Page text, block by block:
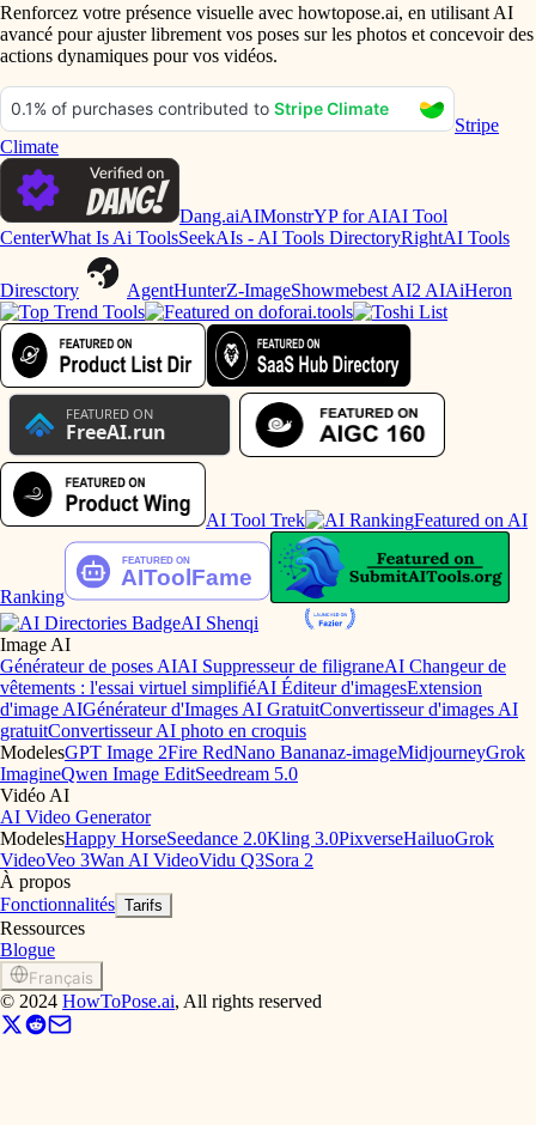
Renforcez votre présence visuelle avec howtopose.ai, en utilisant AI
avancé pour ajuster librement vos poses sur les photos et concevoir des
actions dynamiques pour vos vidéos.
Stripe
Climate
Dang.aiAIMonstrYP for AIAI Tool
CenterWhat Is Ai ToolsSeekAIs - AI Tools DirectoryRightAI Tools
Diresctory AgentHunterZ-ImageShowmebest AI2 AIAiHeron
AI Tool Trek Featured on AI
Ranking
AI Shenqi
Image AI
Générateur de poses AIAI Suppresseur de filigraneAI Changeur de
vêtements : l'essai virtuel simplifiéAI Éditeur d'imagesExtension
d'image AIGénérateur d'Images AI GratuitConvertisseur d'images AI
gratuitConvertisseur AI photo en croquis
ModelesGPT Image 2Fire RedNano Bananaz-imageMidjourneyGrok
ImagineQwen Image EditSeedream 5.0
Vidéo AI
AI Video Generator
ModelesHappy HorseSeedance 2.0Kling 3.0PixverseHailuoGrok
VideoVeo 3Wan AI VideoVidu Q3Sora 2
À propos
Fonctionnalités Tarifs
Ressources
Blogue
Français
© 2024 HowToPose.ai, All rights reserved